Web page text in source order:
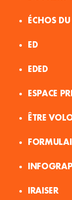
ÉCHOS
ED
EDED
ESPACE
ÊTRE
IRAISER